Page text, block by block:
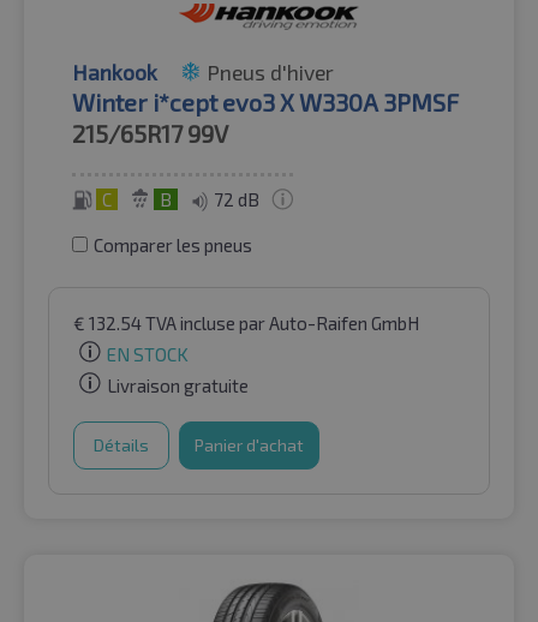
Hankook Pneus d'hiver
Winter i*cept evo3 X W330A 3PMSF
215/65R17 99V
C B 72 dB
Comparer les pneus
€ 132.54TVA incluse par Auto-Raifen GmbH
EN STOCK
Livraison gratuite
Détails Panier d'achat